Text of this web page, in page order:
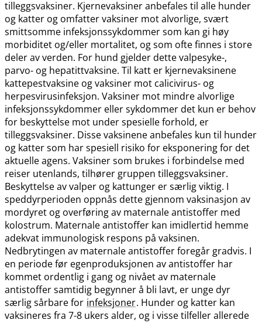
tilleggsvaksiner. Kjernevaksiner anbefales til alle hunder
og katter og omfatter vaksiner mot alvorlige, svært
smittsomme infeksjonssykdommer som kan gi høy
morbiditet og​/​eller mortalitet, og som ofte finnes i store
deler av verden. For hund gjelder dette valpesyke-,
parvo- og hepatittvaksine. Til katt er kjernevaksinene
kattepestvaksine og vaksiner mot calicivirus- og
herpesvirusinfeksjon. Vaksiner mot mindre alvorlige
infeksjonssykdommer eller sykdommer det kun er behov
for beskyttelse mot under spesielle forhold, er
tilleggsvaksiner. Disse vaksinene anbefales kun til hunder
og katter som har spesiell risiko for eksponering for det
aktuelle agens. Vaksiner som brukes i forbindelse med
reiser utenlands, tilhører gruppen tilleggsvaksiner.
Beskyttelse av valper og kattunger er særlig viktig. I
speddyrperioden oppnås dette gjennom vaksinasjon av
mordyret og overføring av maternale antistoffer med
kolostrum. Maternale antistoffer kan imidlertid hemme
adekvat immunologisk respons på vaksinen.
Nedbrytingen av maternale antistoffer foregår gradvis. I
en periode før egenproduksjonen av antistoffer har
kommet ordentlig i gang og nivået av maternale
antistoffer samtidig begynner å bli lavt, er unge dyr
særlig sårbare for infeksjoner. Hunder og katter kan
vaksineres fra 7-8 ukers alder, og i visse tilfeller allerede